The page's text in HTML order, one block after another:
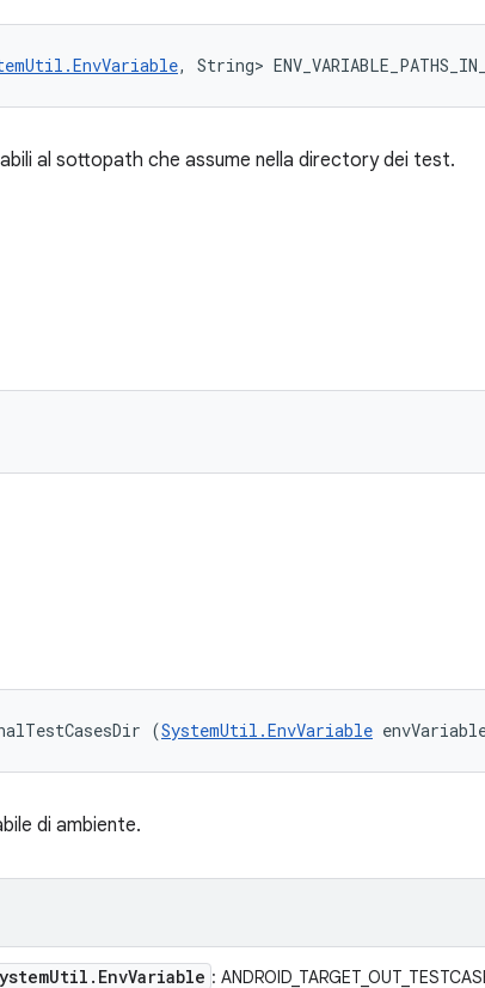
, String>
al sottopath che assume nella directory dei test.
(SystemUtil.EnvVariable
di ambiente.
Util . EnvVariable :